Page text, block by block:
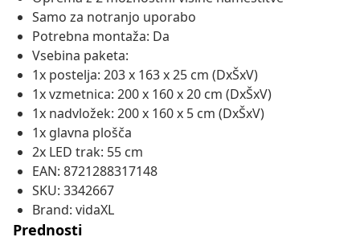
Samo za notranjo uporabo
Potrebna montaža: Da
Vsebina paketa:
1x postelja: 203 x 163 x 25 cm (DxŠxV)
1x vzmetnica: 200 x 160 x 20 cm (DxŠxV)
1x nadvložek: 200 x 160 x 5 cm (DxŠxV)
1x glavna plošča
2x LED trak: 55 cm
EAN: 8721288317148
SKU: 3342667
Brand: vidaXL
Prednosti